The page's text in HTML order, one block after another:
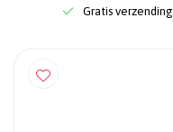
Gratis